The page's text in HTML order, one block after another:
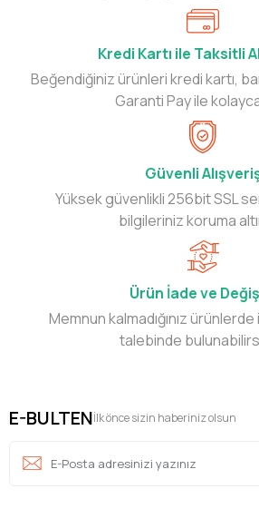
Kredi Kartı ile Taksitli
Beğendiğiniz ürünleri kredi kartı,
Garanti Pay ile
Güvenli
Yüksek güvenlikli 256bit SSL
bilgileriniz koruma
Ürün İade ve
Memnun kalmadığınız
talebinde
E-BULTENİlk önce sizin haberiniz olsun